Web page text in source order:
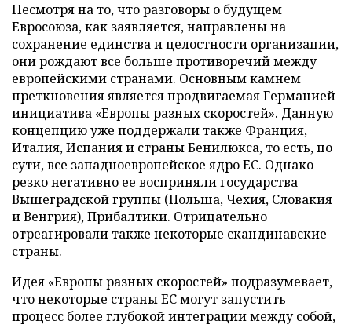
Несмотря на то, что разговоры о будущем
Евросоюза, как заявляется, направлены на
сохранение единства и целостности организации,
они рождают все больше противоречий между
европейскими странами. Основным камнем
преткновения является продвигаемая Германией
инициатива «Европы разных скоростей». Данную
концепцию уже поддержали также Франция,
Италия, Испания и страны Бенилюкса, то есть, по
сути, все западноевропейское ядро ЕС. Однако
резко негативно ее восприняли государства
Вышеградской группы (Польша, Чехия, Словакия
и Венгрия), Прибалтики. Отрицательно
отреагировали также некоторые скандинавские
страны.
Идея «Европы разных скоростей» подразумевает,
что некоторые страны ЕС могут запустить
процесс более глубокой интеграции между собой,